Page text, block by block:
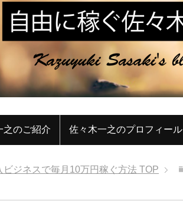
之のご紹介 佐々木一之のプロフィール
ビジネスで毎月10万円稼ぐ方法 TOP